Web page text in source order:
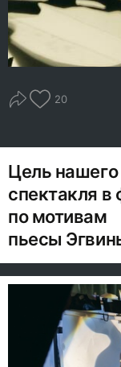
20
Цель
спектакля в
по мотивам
пьесы